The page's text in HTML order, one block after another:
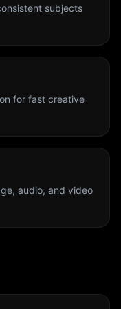
subjects
for fast creative
audio, and video